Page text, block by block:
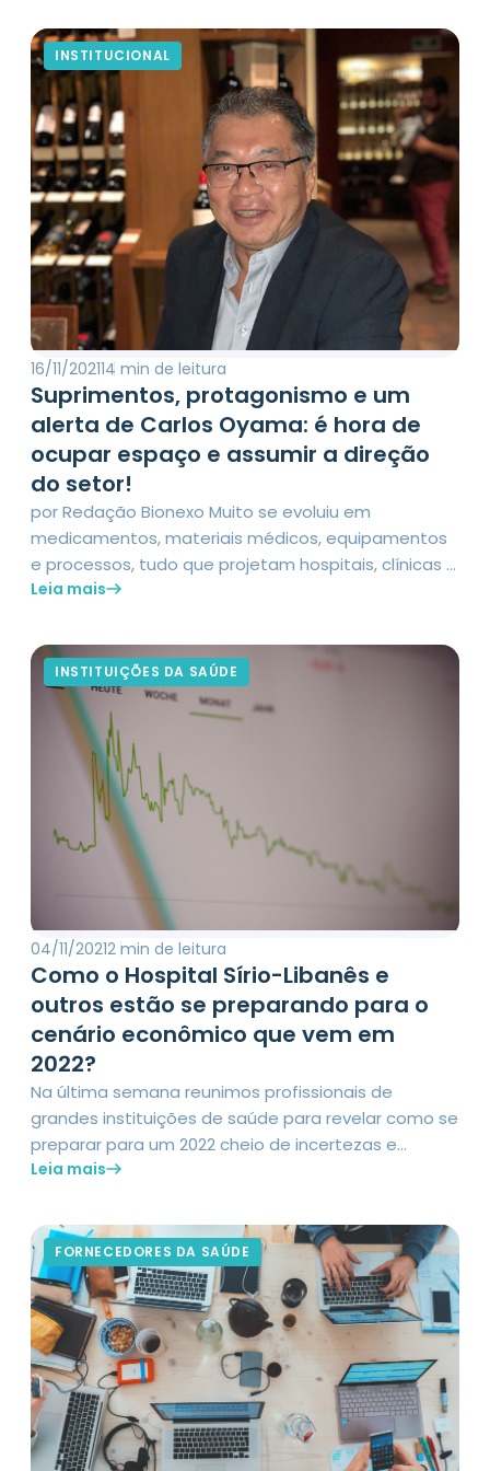
virtude do “sequestro” de dados — o chamado
ransomware — quanto pelos danos na imagem das
companhias. Episódios recentes ocorridos no Brasil
[…]
INSTITUCIONAL
16/11/202114 min de leitura
Suprimentos, protagonismo e um
alerta de Carlos Oyama: é hora de
ocupar espaço e assumir a direção
do setor!
por Redação Bionexo Muito se evoluiu em
medicamentos, materiais médicos, equipamentos
e processos, tudo que projetam hospitais, clínicas e
laboratórios do País no campo da excelência. Mas
reputação, indicam pressa na mudança estrutural
que se aproxima da malha de distribuidores da
saúde, com forte contribuição da tecnologia que se
Leia mais
INSTITUIÇÕES DA SAÚDE
04/11/20212 min de leitura
Como o Hospital Sírio-Libanês e
outros estão se preparando para o
cenário econômico que vem em
2022?
Na última semana reunimos profissionais de
grandes instituições de saúde para revelar como se
preparar para um 2022 cheio de incertezas e
instabilidade no cenário econômico. Com essa
evidente a relevância de guiar os negócios por
dados, sejam eles relativos ao mercado ou a
realidade de cada hospital. […]
Leia mais
FORNECEDORES DA SAÚDE